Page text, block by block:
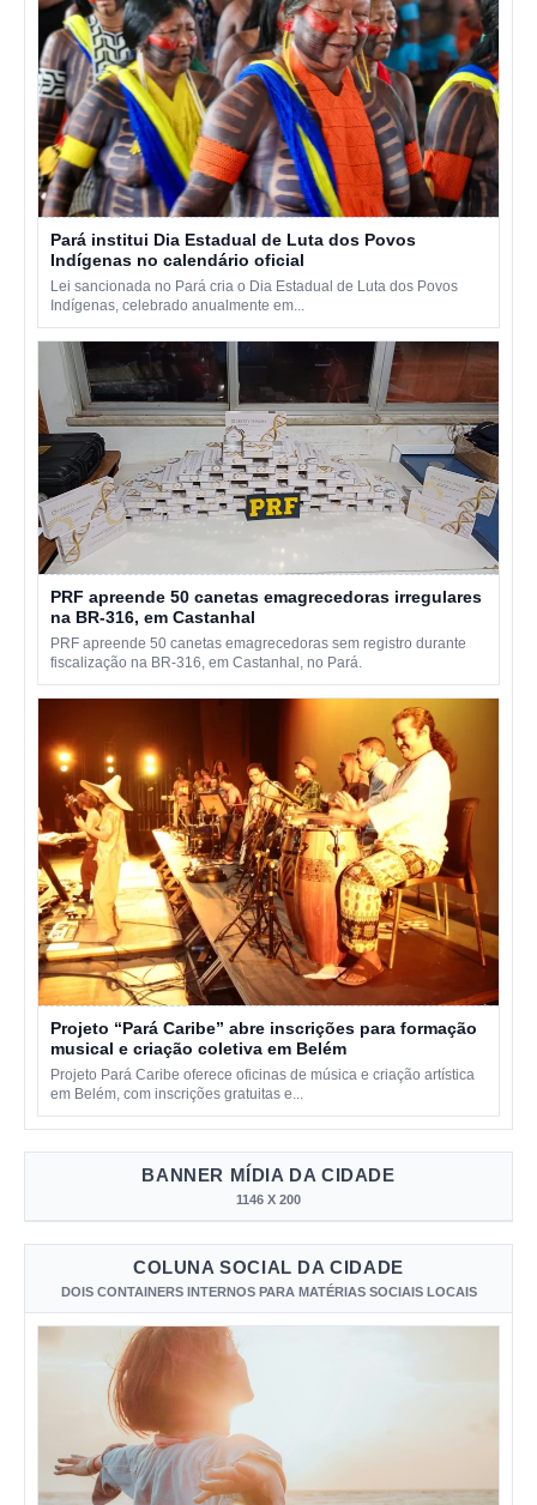
Pará institui Dia Estadual de Luta dos Povos
Indígenas no calendário oficial
Lei sancionada no Pará cria o Dia Estadual de Luta dos Povos
Indígenas, celebrado anualmente em...
PRF apreende 50 canetas emagrecedoras irregulares
na BR-316, em Castanhal
PRF apreende 50 canetas emagrecedoras sem registro durante
fiscalização na BR-316, em Castanhal, no Pará.
Projeto “Pará Caribe” abre inscrições para formação
musical e criação coletiva em Belém
Projeto Pará Caribe oferece oficinas de música e criação artística
em Belém, com inscrições gratuitas e...
BANNER MÍDIA DA CIDADE
1146 X 200
COLUNA SOCIAL DA CIDADE
DOIS CONTAINERS INTERNOS PARA MATÉRIAS SOCIAIS LOCAIS